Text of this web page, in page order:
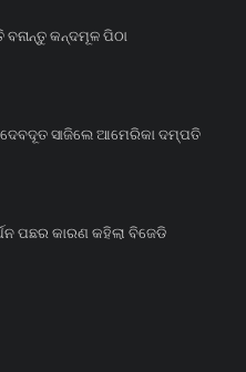
କନ୍ଦମୂଳ ପିଠା
ସାଜିଲେ ଆମେରିକା ଦମ୍ପତି
ପଛର କାରଣ କହିଲା ବିଜେଡି